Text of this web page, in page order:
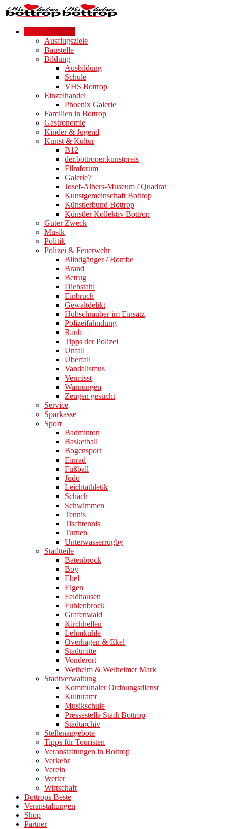
Alle Kategorien
Ausflugsziele
Baustelle
Bildung
Ausbildung
Schule
VHS Bottrop
Einzelhandel
Phoenix Galerie
Familien in Bottrop
Gastronomie
Kinder & Jugend
Kunst & Kultur
B12
der.bottroper.kunstpreis
Filmforum
Galerie7
Josef-Albers-Museum / Quadrat
Kunstgemeinschaft Bottrop
Künstlerbund Bottrop
Künstler Kollektiv Bottrop
Guter Zweck
Musik
Politik
Polizei & Feuerwehr
Blindgänger / Bombe
Brand
Betrug
Diebstahl
Einbruch
Gewaltdelikt
Hubschrauber im Einsatz
Polizeifahndung
Raub
Tipps der Polizei
Unfall
Überfall
Vandalismus
Vermisst
Warnungen
Zeugen gesucht
Service
Sparkasse
Sport
Badminton
Basketball
Bogensport
Einrad
Fußball
Judo
Leichtathletik
Schach
Schwimmen
Tennis
Tischtennis
Turnen
Unterwasserrugby
Stadtteile
Batenbrock
Boy
Ebel
Eigen
Feldhausen
Fuhlenbrock
Grafenwald
Kirchhellen
Lehmkuhle
Overhagen & Ekel
Stadtmitte
Vonderort
Welheim & Welheimer Mark
Stadtverwaltung
Kommunaler Ordnungsdienst
Kulturamt
Musikschule
Pressestelle Stadt Bottrop
Stadtarchiv
Stellenangebote
Tipps für Touristen
Veranstaltungen in Bottrop
Verkehr
Verein
Wetter
Wirtschaft
Bottrops Beste
Veranstaltungen
Shop
Partner